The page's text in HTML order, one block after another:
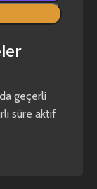
geçerli
süre aktif